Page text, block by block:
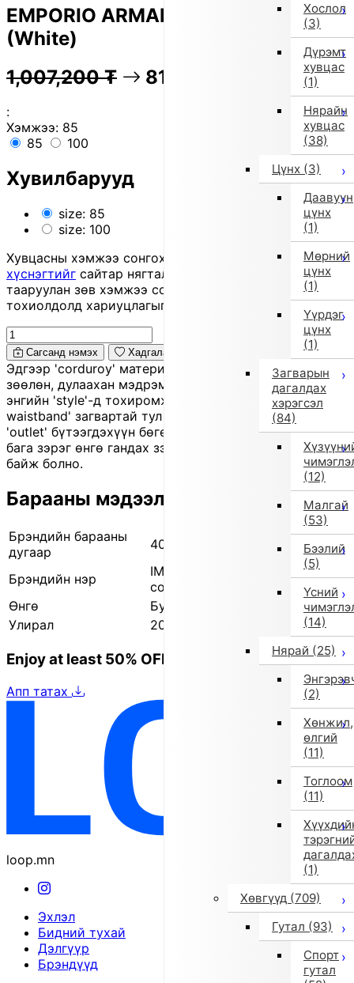
Хослол
(3)
Дүрэмт
хувцас
(1)
Нярайн
хувцас
(38)
Цүнх (3)
Даавуун
цүнх
(1)
Мөрний
цүнх
(1)
Үүрдэг
цүнх
(1)
Загварын
дагалдах
хэрэгсэл
(84)
(12)
Малгай
(53)
Бээлий
(5)
Үсний
(14)
Нярай (25)
(2)
Хөнжил,
өлгий
(11)
Тоглоом
(11)
(1)
Хөвгүүд (709)
Гутал (93)
Спорт
гутал
EMPORIO ARMANI Long Pants
(White)
1,007,200 ₮ 81% OFF 201,100 ₮
:
Хэмжээ: 85
85
100
Хувилбарууд
size: 85
size: 100
Хувцасны хэмжээ сонгохдоо
хэмжээ сонгох
хүснэгтийг сайтар нягталж, биеийн хэмжээтэйгээ
тааруулан зөв хэмжээ сонгоно уу, хувцас таарахгүй
тохиолдолд хариуцлагыг захиалагч өөрөө хүлээнэ.
Сагсанд нэмэх Хадгалах
Эдгээр 'corduroy' материалаар хийсэн өмд нь
зөөлөн, дулаахан мэдрэмжтэй бөгөөд намар, өвлийн
энгийн 'style'-д тохиромжтой. Бүсэлхий нь 'elastic
waistband' загвартай тул өмсөхөд эвтэйхэн. Энэ нь
'outlet' бүтээгдэхүүн бөгөөд жижиг зураас, үрчлээ,
бага зэрэг өнгө гандах зэрэг өчүүхэн дутагдалтай
байж болно.
Барааны мэдээлэл
Брэндийн барааны
дугаар
400524041 09
Брэндийн нэр
IMPORT SELECT (Импортын
сонголт)
Өнгө
Бусад (9)
Улирал
2025 оны намар/өвөл
Enjoy at least 50% OFF Tokyo fashion
Апп татах
loop.mn
Эхлэл
Бидний тухай
Дэлгүүр
Брэндүүд